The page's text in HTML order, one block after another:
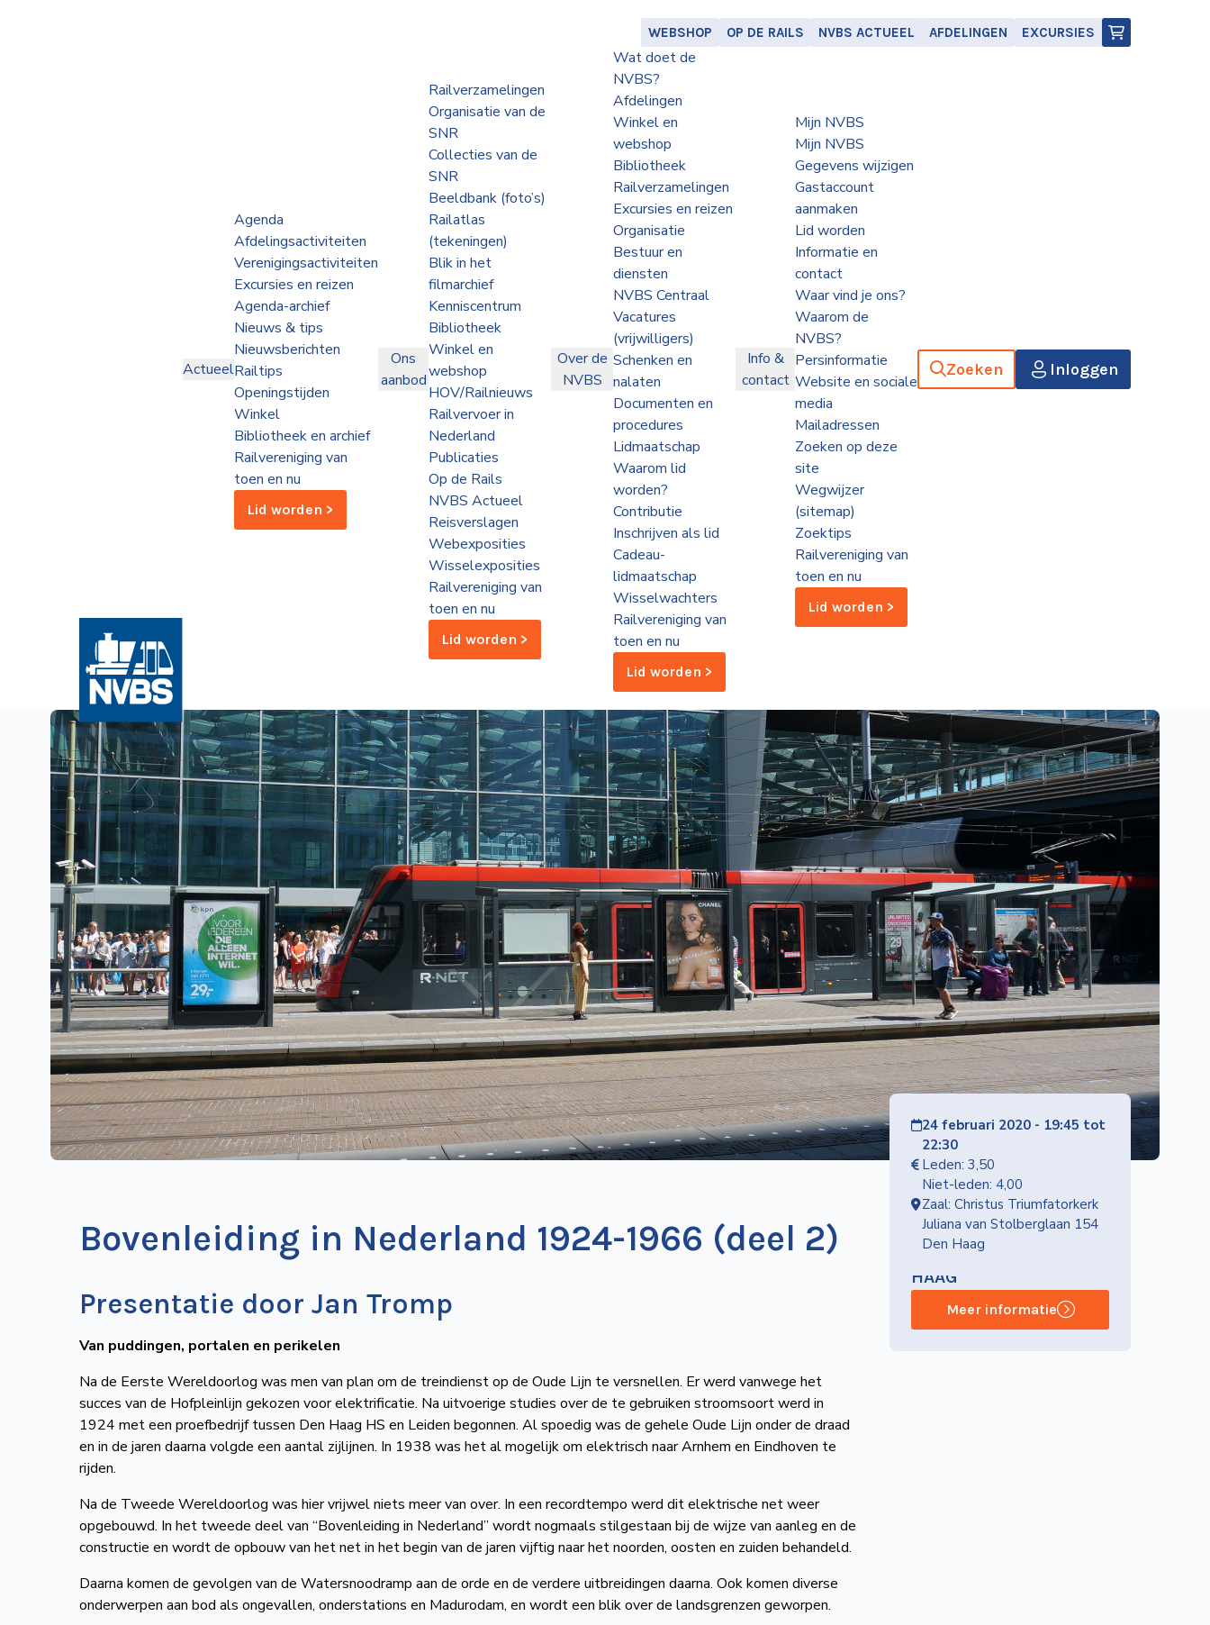
WEBSHOP OP DE RAILS NVBS ACTUEEL AFDELINGEN EXCURSIES
Actueel
Agenda
Afdelingsactiviteiten
Verenigingsactiviteiten
Excursies en reizen
Agenda-archief
Nieuws & tips
Nieuwsberichten
Railtips
Openingstijden
Winkel
Bibliotheek en archief
Railvereniging van
toen en nu
Lid worden >
Ons
aanbod
Railverzamelingen
Organisatie van de
SNR
Collecties van de
SNR
Beeldbank (foto’s)
Railatlas
(tekeningen)
Blik in het
filmarchief
Kenniscentrum
Bibliotheek
Winkel en
webshop
HOV/Railnieuws
Railvervoer in
Nederland
Publicaties
Op de Rails
NVBS Actueel
Reisverslagen
Webexposities
Wisselexposities
Railvereniging van
toen en nu
Lid worden >
Over de
NVBS
Wat doet de
NVBS?
Afdelingen
Winkel en
webshop
Bibliotheek
Railverzamelingen
Excursies en reizen
Organisatie
Bestuur en
diensten
NVBS Centraal
Vacatures
(vrijwilligers)
Schenken en
nalaten
Documenten en
procedures
Lidmaatschap
Waarom lid
worden?
Contributie
Inschrijven als lid
Cadeau-
lidmaatschap
Wisselwachters
Railvereniging van
toen en nu
Lid worden >
Info &
contact
Mijn NVBS
Mijn NVBS
Gegevens wijzigen
Gastaccount
aanmaken
Lid worden
Informatie en
contact
Waar vind je ons?
Waarom de
NVBS?
Persinformatie
Website en sociale
media
Mailadressen
Zoeken op deze
site
Wegwijzer
(sitemap)
Zoektips
Railvereniging van
toen en nu
Lid worden >
Zoeken Inloggen
24 februari 2020 - 19:45 tot
22:30
Leden: 3,50
Niet-leden: 4,00
Zaal: Christus Triumfatorkerk
Juliana van Stolberglaan 154
Den Haag
Bovenleiding in Nederland 1924-1966 (deel 2)
Presentatie door Jan Tromp
Van puddingen, portalen en perikelen
Na de Eerste Wereldoorlog was men van plan om de treindienst op de Oude Lijn te versnellen. Er werd vanwege het
succes van de Hofpleinlijn gekozen voor elektrificatie. Na uitvoerige studies over de te gebruiken stroomsoort werd in
1924 met een proefbedrijf tussen Den Haag HS en Leiden begonnen. Al spoedig was de gehele Oude Lijn onder de draad
en in de jaren daarna volgde een aantal zijlijnen. In 1938 was het al mogelijk om elektrisch naar Arnhem en Eindhoven te
rijden.
Na de Tweede Wereldoorlog was hier vrijwel niets meer van over. In een recordtempo werd dit elektrische net weer
opgebouwd. In het tweede deel van “Bovenleiding in Nederland” wordt nogmaals stilgestaan bij de wijze van aanleg en de
constructie en wordt de opbouw van het net in het begin van de jaren vijftig naar het noorden, oosten en zuiden behandeld.
Daarna komen de gevolgen van de Watersnoodramp aan de orde en de verdere uitbreidingen daarna. Ook komen diverse
onderwerpen aan bod als ongevallen, onderstations en Madurodam, en wordt een blik over de landsgrenzen geworpen.
NVBS-AFDELING DEN
HAAG
Meer informatie